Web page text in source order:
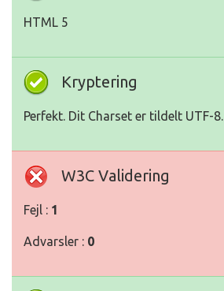
HTML 5
Kryptering
Perfekt. Dit Charset er tildelt UTF-8.
W3C Validering
Fejl : 1
Advarsler : 0